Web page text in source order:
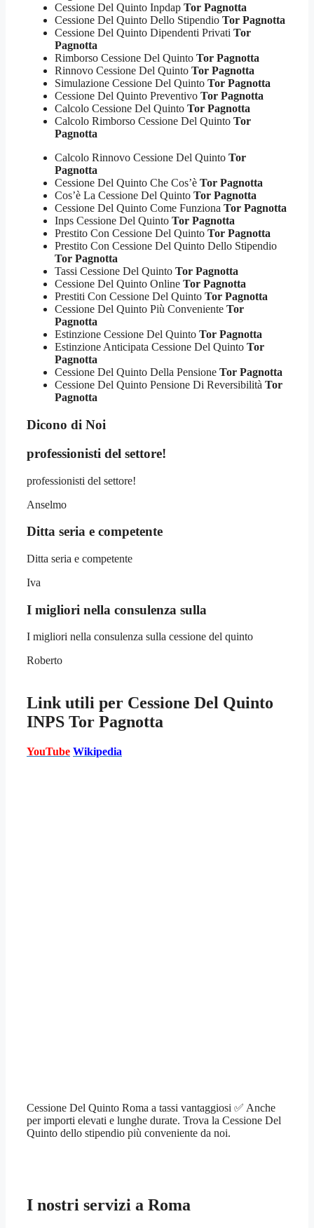
Cessione Del Quinto Inpdap Tor Pagnotta
Cessione Del Quinto Dello Stipendio Tor Pagnotta
Cessione Del Quinto Dipendenti Privati Tor
Pagnotta
Rimborso Cessione Del Quinto Tor Pagnotta
Rinnovo Cessione Del Quinto Tor Pagnotta
Simulazione Cessione Del Quinto Tor Pagnotta
Cessione Del Quinto Preventivo Tor Pagnotta
Calcolo Cessione Del Quinto Tor Pagnotta
Calcolo Rimborso Cessione Del Quinto Tor
Pagnotta
Calcolo Rinnovo Cessione Del Quinto Tor
Pagnotta
Cessione Del Quinto Che Cos’è Tor Pagnotta
Cos’è La Cessione Del Quinto Tor Pagnotta
Cessione Del Quinto Come Funziona Tor Pagnotta
Inps Cessione Del Quinto Tor Pagnotta
Prestito Con Cessione Del Quinto Tor Pagnotta
Prestito Con Cessione Del Quinto Dello Stipendio
Tor Pagnotta
Tassi Cessione Del Quinto Tor Pagnotta
Cessione Del Quinto Online Tor Pagnotta
Prestiti Con Cessione Del Quinto Tor Pagnotta
Cessione Del Quinto Più Conveniente Tor
Pagnotta
Estinzione Cessione Del Quinto Tor Pagnotta
Estinzione Anticipata Cessione Del Quinto Tor
Pagnotta
Cessione Del Quinto Della Pensione Tor Pagnotta
Cessione Del Quinto Pensione Di Reversibilità Tor
Pagnotta
Dicono di Noi
professionisti del settore!
professionisti del settore!
Anselmo
Ditta seria e competente
Ditta seria e competente
Iva
I migliori nella consulenza sulla
I migliori nella consulenza sulla cessione del quinto
Roberto
Link utili per Cessione Del Quinto
INPS Tor Pagnotta
YouTube Wikipedia
Cessione Del Quinto Roma a tassi vantaggiosi ✅ Anche
per importi elevati e lunghe durate. Trova la Cessione Del
Quinto dello stipendio più conveniente da noi.
I nostri servizi a Roma